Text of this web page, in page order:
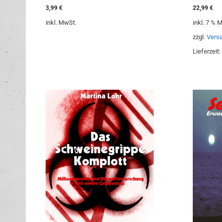
0
v
n
3,99 €
inkl. MwSt.
0
v
n
22,99 €
inkl. 7 %
zzgl.
Lieferzeit: